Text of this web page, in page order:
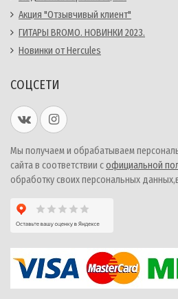
Акция "Отзывчивый клиент"
ГИТАРЫ BROMO. НОВИНКИ 2023.
Новинки от Hercules
СОЦСЕТИ
Мы получаем и обрабатываем
сайта в соответствии софициальной
обработку своих персональных